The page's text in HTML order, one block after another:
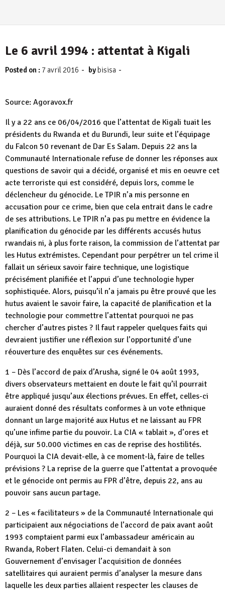
Le 6 avril 1994 : attentat à Kigali
Posted on : 7 avril 2016 - by bisisa -
Source: Agoravox.fr
Il y a 22 ans ce 06/04/2016 que l’attentat de Kigali tuait les
présidents du Rwanda et du Burundi, leur suite et l’équipage
du Falcon 50 revenant de Dar Es Salam. Depuis 22 ans la
Communauté Internationale refuse de donner les réponses aux
questions de savoir qui a décidé, organisé et mis en oeuvre cet
acte terroriste qui est considéré, depuis lors, comme le
déclencheur du génocide. Le TPIR n’a mis personne en
accusation pour ce crime, bien que cela entrait dans le cadre
de ses attributions. Le TPIR n’a pas pu mettre en évidence la
planification du génocide par les différents accusés hutus
rwandais ni, à plus forte raison, la commission de l’attentat par
les Hutus extrémistes. Cependant pour perpétrer un tel crime il
fallait un sérieux savoir faire technique, une logistique
précisément planifiée et l’appui d’une technologie hyper
sophistiquée. Alors, puisqu’il n’a jamais pu être prouvé que les
hutus avaient le savoir faire, la capacité de planification et la
technologie pour commettre l’attentat pourquoi ne pas
chercher d’autres pistes ? Il faut rappeler quelques faits qui
devraient justifier une réflexion sur l’opportunité d’une
réouverture des enquêtes sur ces événements.
1 – Dès l’accord de paix d’Arusha, signé le 04 août 1993,
divers observateurs mettaient en doute le fait qu’il pourrait
être appliqué jusqu’aux élections prévues. En effet, celles-ci
auraient donné des résultats conformes à un vote ethnique
donnant un large majorité aux Hutus et ne laissant au FPR
qu’une infime partie du pouvoir. La CIA « tablait », d’ores et
déjà, sur 50.000 victimes en cas de reprise des hostilités.
Pourquoi la CIA devait-elle, à ce moment-là, faire de telles
prévisions ? La reprise de la guerre que l’attentat a provoquée
et le génocide ont permis au FPR d’être, depuis 22, ans au
pouvoir sans aucun partage.
2 – Les « facilitateurs » de la Communauté Internationale qui
participaient aux négociations de l’accord de paix avant août
1993 comptaient parmi eux l’ambassadeur américain au
Rwanda, Robert Flaten. Celui-ci demandait à son
Gouvernement d’envisager l’acquisition de données
satellitaires qui auraient permis d’analyser la mesure dans
laquelle les deux parties allaient respecter les clauses de